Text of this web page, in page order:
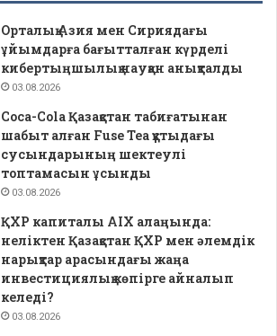
Орталық Азия мен Сириядағы
ұйымдарға бағытталған күрделі
кибертыңшылық науқан анықталды
03.08.2026
Coca-Cola Қазақстан табиғатынан
шабыт алған Fuse Tea құтыдағы
сусындарының шектеулі
топтамасын ұсынды
03.08.2026
ҚХР капиталы AIX алаңында:
неліктен Қазақстан ҚХР мен әлемдік
нарықтар арасындағы жаңа
инвестициялық көпірге айналып
келеді?
03.08.2026